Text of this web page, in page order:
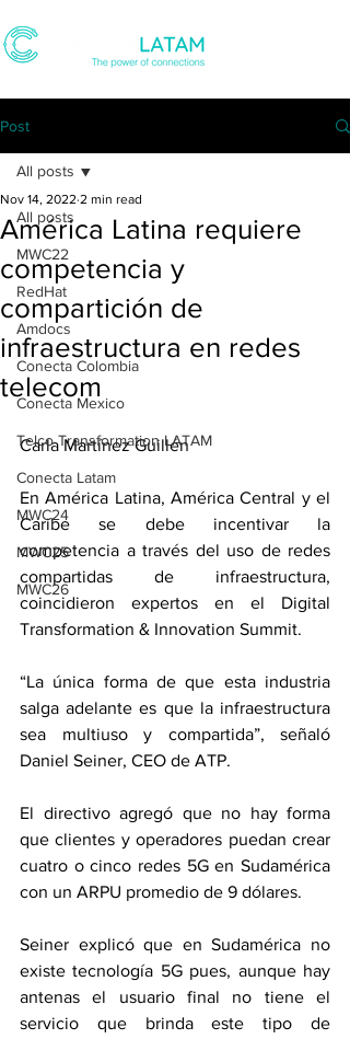
Post
All posts
MWC22
RedHat
Amdocs
Conecta Colombia
Conecta Mexico
Telco Transformation LATAM
Conecta Latam
MWC24
MWC25
MWC26
All posts
América Latina requiere
competencia y
compartición de
infraestructura en redes
telecom
Nov 14, 2022 2 min read
Carla Martínez Guillén
En América Latina, América Central y el
Caribe se debe incentivar la
competencia a través del uso de redes
compartidas de infraestructura,
coincidieron expertos en el Digital
Transformation & Innovation Summit.
“La única forma de que esta industria
salga adelante es que la infraestructura
sea multiuso y compartida”, señaló
Daniel Seiner, CEO de ATP.
El directivo agregó que no hay forma
que clientes y operadores puedan crear
cuatro o cinco redes 5G en Sudamérica
con un ARPU promedio de 9 dólares.
Seiner explicó que en Sudamérica no
existe tecnología 5G pues, aunque hay
antenas el usuario final no tiene el
servicio que brinda este tipo de